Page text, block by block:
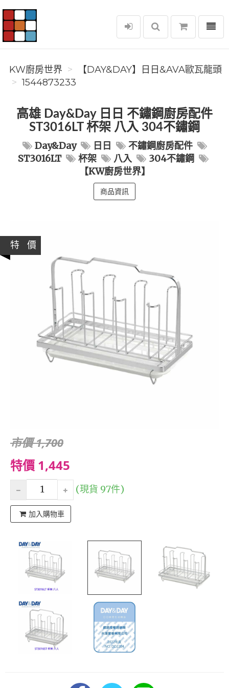
KW廚房世界
選單
KW廚房世界
️【DAY&DAY】️日日&AVA歐瓦龍頭
1544873233
高雄 Day&Day 日日 不鏽鋼廚房配件
ST3016LT 杯架 八入 304不鏽鋼
Day&Day 日日
不鏽鋼廚房配件
ST3016LT
杯架 八入
304不鏽鋼
【KW廚房世界】
商品資訊
特 價
市價 1,700
特價 1,445
(現貨 97件)
加入購物車